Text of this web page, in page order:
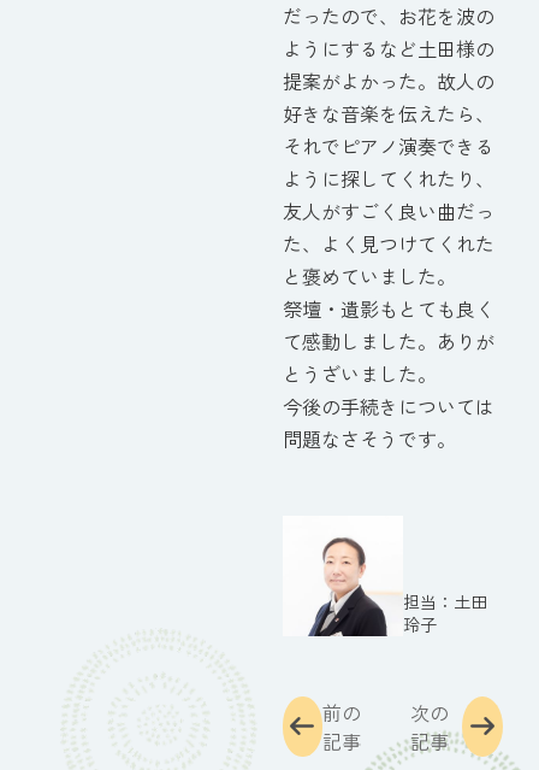
だったので、お花を波の
ようにするなど土田様の
提案がよかった。故人の
好きな音楽を伝えたら、
それでピアノ演奏できる
ように探してくれたり、
友人がすごく良い曲だっ
た、よく見つけてくれた
と褒めていました。
祭壇・遺影もとても良く
て感動しました。ありが
とうざいました。
今後の手続きについては
問題なさそうです。
土田
玲子
前の
記事
次の
記事